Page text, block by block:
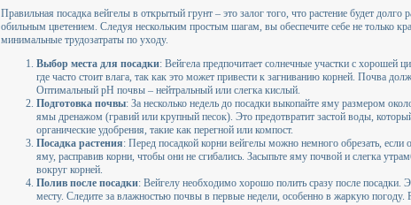
Правильная посадка вейгелы в открытый грунт – это залог того, что растение будет
обильным цветением. Следуя нескольким простым шагам, вы обеспечите себе не только
минимальные трудозатраты по уходу.
Выбор места для посадки: Вейгела предпочитает солнечные участки с хорошей
где часто стоит влага, так как это может привести к загниванию корней. Почва
Оптимальный pH почвы – нейтральный или слегка кислый.
Подготовка почвы: За несколько недель до посадки выкопайте яму размером
ямы дренажом (гравий или крупный песок). Это предотвратит застой воды,
органические удобрения, такие как перегной или компост.
Посадка растения: Перед посадкой корни вейгелы можно немного обрезать,
яму, расправив корни, чтобы они не сгибались. Засыпьте яму почвой и слегка
вокруг корней.
Полив после посадки: Вейгелу необходимо хорошо полить сразу после посадки.
месту. Следите за влажностью почвы в первые недели, особенно в жаркую погоду.